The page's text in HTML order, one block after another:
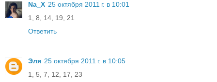
Na_X 25 октября 2011 г. в 10:01
1, 8, 14, 19, 21
Ответить
Эля 25 октября 2011 г. в 10:05
1, 5, 7, 12, 17, 23